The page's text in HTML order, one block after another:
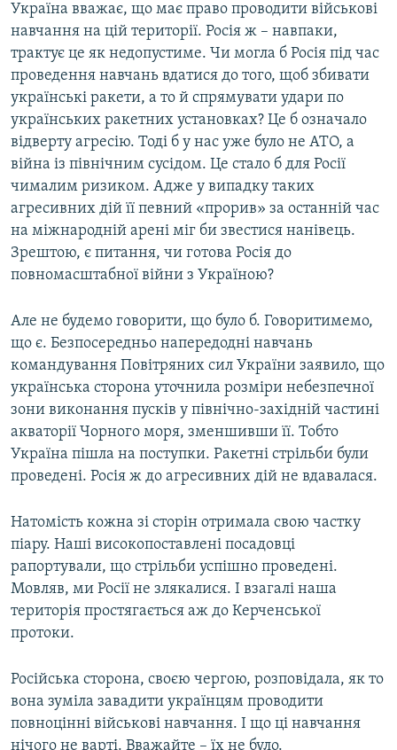
Україна вважає, що має право проводити військові
навчання на цій території. Росія ж – навпаки,
трактує це як недопустиме. Чи могла б Росія під час
проведення навчань вдатися до того, щоб збивати
українські ракети, а то й спрямувати удари по
українських ракетних установках? Це б означало
відверту агресію. Тоді б у нас уже було не АТО, а
війна із північним сусідом. Це стало б для Росії
чималим ризиком. Адже у випадку таких
агресивних дій її певний «прорив» за останній час
на міжнародній арені міг би звестися нанівець.
Зрештою, є питання, чи готова Росія до
повномасштабної війни з Україною?
Але не будемо говорити, що було б. Говоритимемо,
що є. Безпосередньо напередодні навчань
командування Повітряних сил України заявило, що
українська сторона уточнила розміри небезпечної
зони виконання пусків у північно-західній частині
акваторії Чорного моря, зменшивши її. Тобто
Україна пішла на поступки. Ракетні стрільби були
проведені. Росія ж до агресивних дій не вдавалася.
Натомість кожна зі сторін отримала свою частку
піару. Наші високопоставлені посадовці
рапортували, що стрільби успішно проведені.
Мовляв, ми Росії не злякалися. І взагалі наша
територія простягається аж до Керченської
протоки.
Російська сторона, своєю чергою, розповідала, як то
вона зуміла завадити українцям проводити
повноцінні військові навчання. І що ці навчання
нічого не варті. Вважайте – їх не було.